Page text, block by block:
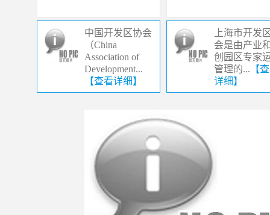
中国开发区协会
（China
Association of
Development...
【查看详细】
上海市开发
会是由产业
创园区专家
管理的... 【
详细】